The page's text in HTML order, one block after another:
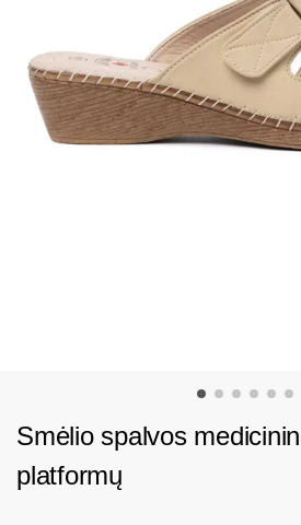
Smėlio spalvos
platformų